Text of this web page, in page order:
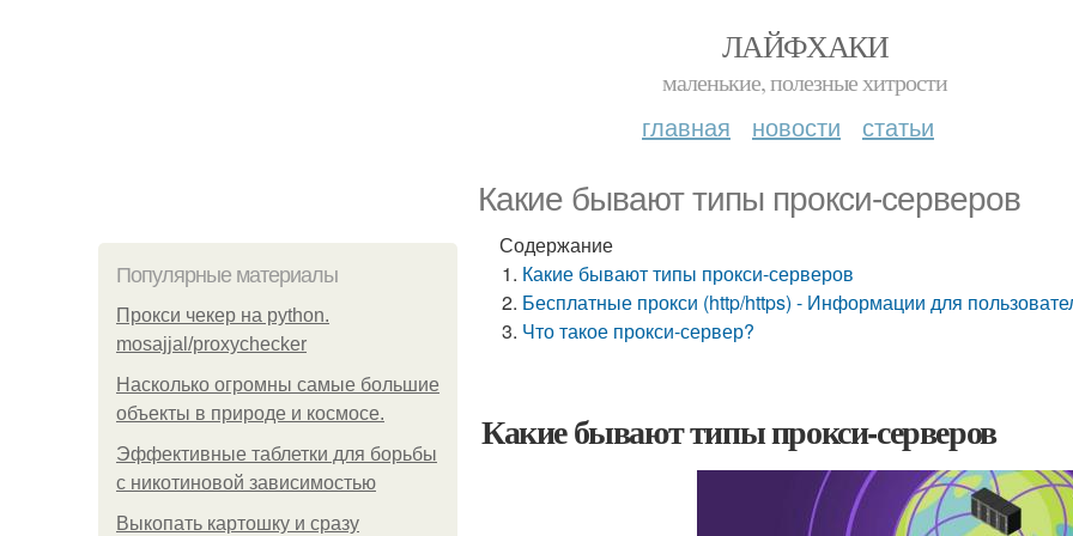
ЛАЙФХАКИ
маленькие, полезные хитрости
главная новости статьи
Какие бывают типы прокси-серверов
Популярные материалы
Прокси чекер на python.
mosajjal/proxychecker
Насколько огромны самые большие
объекты в природе и космосе.
Эффективные таблетки для борьбы
с никотиновой зависимостью
Выкопать картошку и сразу
Содержание
Какие бывают типы прокси-серверов
Бесплатные прокси (http/https) - Информации для
Что такое прокси-сервер?
Какие бывают типы прокси-серверов